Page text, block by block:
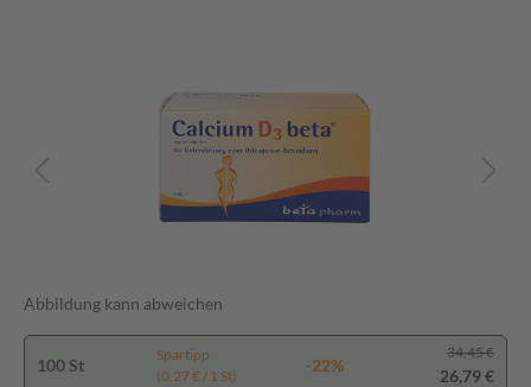
Abbildung kann abweichen
100 St
Spartipp
(0,27 € / 1 St)
-22%
34,45 €
26,79 €